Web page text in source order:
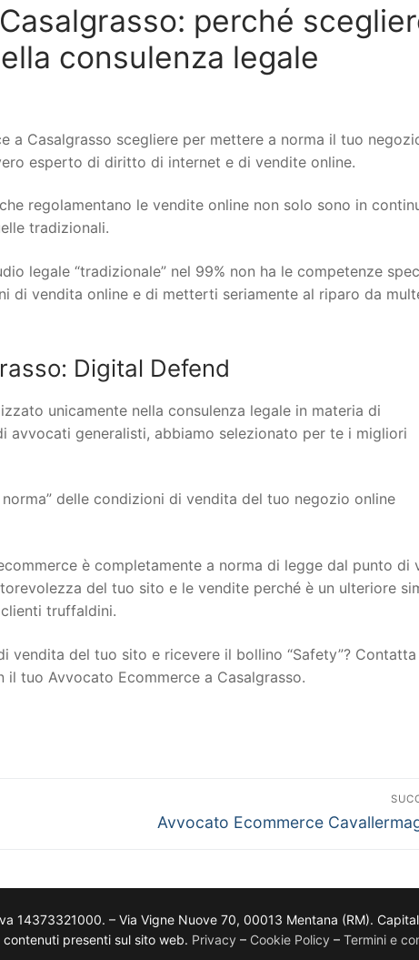
perché
consulenza legale
a Casalgrasso scegliere per mettere a norma il tuo
esperto di diritto di internet e di vendite online.
regolamentano le vendite online non solo sono in
tradizionali.
legale “tradizionale” nel 99% non ha le competenze
di vendita online e di metterti seriamente al riparo da
Digital Defend
unicamente nella consulenza legale in materia di
avvocati generalisti, abbiamo selezionato per te i migliori
delle condizioni di vendita del tuo negozio online
è completamente a norma di legge dal punto di
del tuo sito e le vendite perché è un ulteriore
truffaldini.
vendita del tuo sito e ricevere il bollino “Safety”? Contatta
tuo Avvocato Ecommerce a Casalgrasso.
Avvocato Ecommerce
14373321000. – Via Vigne Nuove 70, 00013 Mentana (RM).
presenti sul sito web. Privacy – Cookie Policy – Termini e